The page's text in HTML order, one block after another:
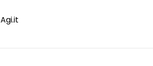
Agi.it